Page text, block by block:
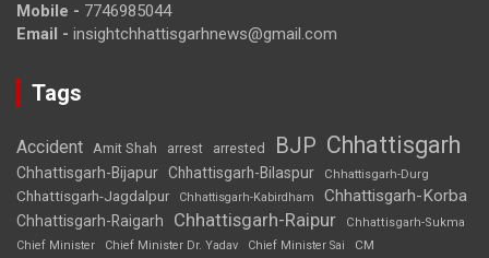
Mobile - 7746985044
Email - insightchhattisgarhnews@gmail.com
Tags
Accident Amit Shah arrest arrested BJP Chhattisgarh
Chhattisgarh-Bijapur Chhattisgarh-Bilaspur Chhattisgarh-Durg
Chhattisgarh-Jagdalpur Chhattisgarh-Kabirdham Chhattisgarh-Korba
Chhattisgarh-Raigarh Chhattisgarh-Raipur
Chhattisgarh-Sukma
Chief Minister
Chief Minister Dr. Yadav Chief Minister Sai CM